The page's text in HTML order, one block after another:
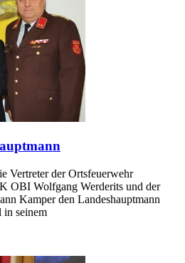
Vertreter der Ortsfeuerwehr
OBI Wolfgang Werderits und der
Kamper den Landeshauptmann
in seinem